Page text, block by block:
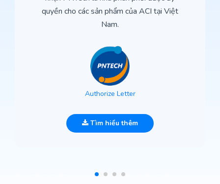
quyền cho các sản phẩm của ACI tại Việt
Nam.
Authorize Letter
Tìm hiểu thêm